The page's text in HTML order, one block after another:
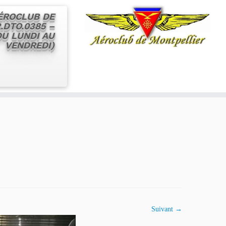
DE
–
LUNDI AU
VENDREDI)
Suivant →